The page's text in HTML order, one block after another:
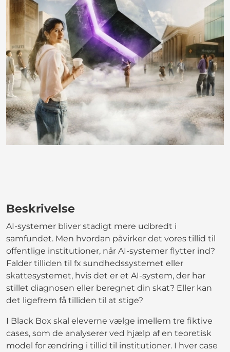
Beskrivelse
AI-systemer bliver stadigt mere udbredt i
samfundet. Men hvordan påvirker det vores tillid til
offentlige institutioner, når AI-systemer flytter ind?
Falder tilliden til fx sundhedssystemet eller
skattesystemet, hvis det er et AI-system, der har
stillet diagnosen eller beregnet din skat? Eller kan
det ligefrem få tilliden til at stige?
I Black Box skal eleverne vælge imellem tre fiktive
cases, som de analyserer ved hjælp af en teoretisk
model for ændring i tillid til institutioner. I hver case